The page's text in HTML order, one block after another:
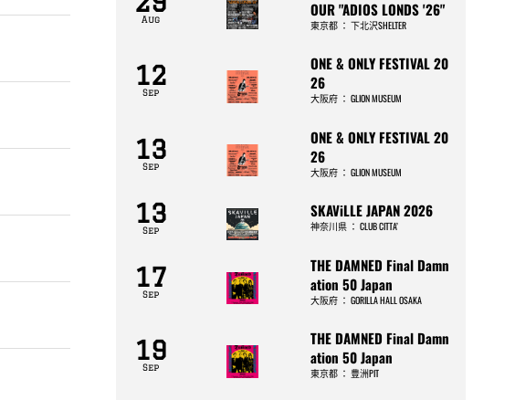
Aug
OUR "ADIOS LONDS '26"
東京都： 下北沢SHELTER
12
Sep
ONE & ONLY FESTIVAL 20
26
大阪府： GLION MUSEUM
13
Sep
ONE & ONLY FESTIVAL 20
26
大阪府： GLION MUSEUM
13
Sep
SKAViLLE JAPAN 2026
神奈川県： CLUB CITTA’
17
Sep
THE DAMNED Final Damn
ation 50 Japan
大阪府： GORILLA HALL OSAKA
19
Sep
THE DAMNED Final Damn
ation 50 Japan
東京都： 豊洲PIT